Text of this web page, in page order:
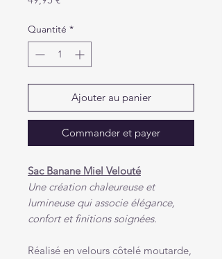
Quantité *
Ajouter au panier
Commander et payer
Sac Banane Miel Velouté
Une création chaleureuse et
lumineuse qui associe élégance,
confort et finitions soignées.
Réalisé en velours côtelé moutarde,